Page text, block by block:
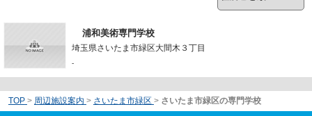
浦和美術専門学校
埼玉県さいたま市緑区大間木３丁目
-
TOP > 周辺施設案内 > さいたま市緑区 > さいたま市緑区の専門学校